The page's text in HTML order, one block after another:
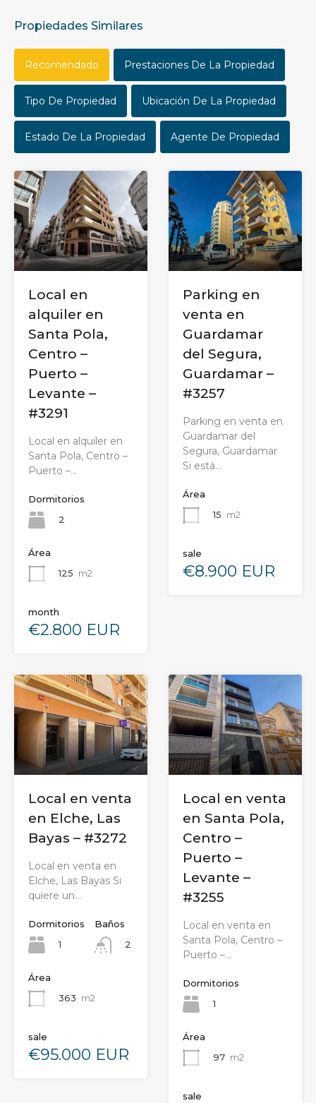
Propiedades Similares
Recomendado Prestaciones De La Propiedad
Tipo De Propiedad Ubicación De La Propiedad
Estado De La Propiedad Agente De Propiedad
Local en
alquiler en
Santa Pola,
Centro –
Puerto –
Levante –
#3291
Local en alquiler en
Santa Pola, Centro –
Puerto –…
Dormitorios
2
Área
125 m2
month
€2.800 EUR
Parking en
venta en
Guardamar
del Segura,
Guardamar –
#3257
Parking en venta en
Guardamar del
Segura, Guardamar
Si está…
Área
15 m2
sale
€8.900 EUR
Local en venta
en Elche, Las
Bayas – #3272
Local en venta en
Elche, Las Bayas Si
quiere un…
Dormitorios
1
Baños
2
Área
363 m2
sale
€95.000 EUR
Local en venta
en Santa Pola,
Centro –
Puerto –
Levante –
#3255
Local en venta en
Santa Pola, Centro –
Puerto –…
Dormitorios
1
Área
97 m2
sale